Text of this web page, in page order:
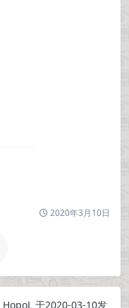
2020年3月10日
HopoL 于2020-03-10发